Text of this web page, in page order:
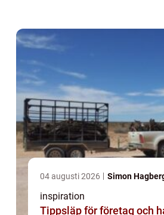
04 augusti 2026 Simon
inspiration
Tippsläp för företag och